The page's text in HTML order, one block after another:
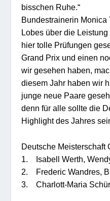
bisschen Ruhe.“
Bundestrainerin
Lobes über die
hier tolle Prüfungen
Grand Prix und einen
wir gesehen haben,
diesem Jahr haben wir
junge neue Paare
denn für alle sollte die
Highlight des Jahres
Deutsche Meisterschaft
1. Isabell Werth,
2. Frederic Wandres,
3. Charlott-Maria